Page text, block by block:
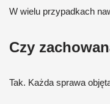
W wielu przypadkach
Czy
Tak. Każda sprawa